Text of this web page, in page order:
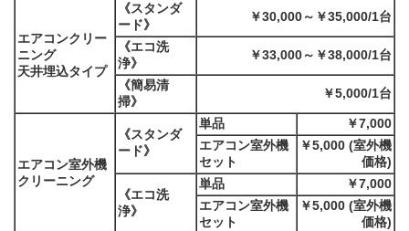
エアコンクリー
ニング
天井埋込タイプ
《スタンダ
ード》
￥30,000～￥35,000/1台
《エコ洗
浄》
￥33,000～￥38,000/1台
《簡易清
掃》
￥5,000/1台
エアコン室外機
クリーニング
《スタンダ
ード》
単品
￥7,000
エアコン室外機
セット
￥5,000 (室外機
価格)
《エコ洗
浄》
単品
￥7,000
エアコン室外機
セット
￥5,000 (室外機
価格)